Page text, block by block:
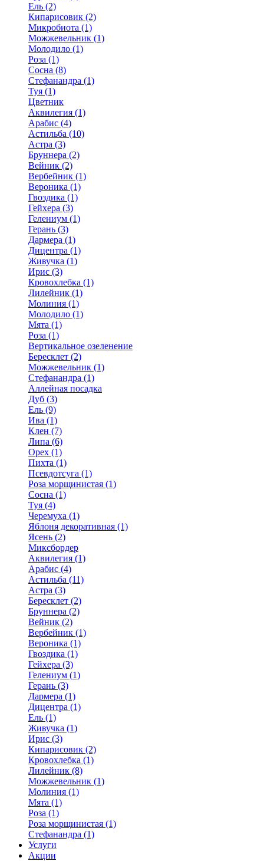
Ель (2)
Кипарисовик (2)
Микробиота (1)
Можжевельник (1)
Молодило (1)
Роза (1)
Сосна (8)
Стефанандра (1)
Туя (1)
Цветник
Аквилегия (1)
Арабис (4)
Астильба (10)
Астра (3)
Бруннера (2)
Вейник (2)
Вербейник (1)
Вероника (1)
Гвоздика (1)
Гейхера (3)
Гелениум (1)
Герань (3)
Дармера (1)
Дицентра (1)
Живучка (1)
Ирис (3)
Кровохлебка (1)
Лилейник (1)
Молиния (1)
Молодило (1)
Мята (1)
Роза (1)
Вертикальное озеленение
Бересклет (2)
Можжевельник (1)
Стефанандра (1)
Аллейная посадка
Дуб (3)
Ель (9)
Ива (1)
Клен (7)
Липа (6)
Орех (1)
Пихта (1)
Псевдотсуга (1)
Роза морщинистая (1)
Сосна (1)
Туя (4)
Черемуха (1)
Яблоня декоративная (1)
Ясень (2)
Миксбордер
Аквилегия (1)
Арабис (4)
Астильба (11)
Астра (3)
Бересклет (2)
Бруннера (2)
Вейник (2)
Вербейник (1)
Вероника (1)
Гвоздика (1)
Гейхера (3)
Гелениум (1)
Герань (3)
Дармера (1)
Дицентра (1)
Ель (1)
Живучка (1)
Ирис (3)
Кипарисовик (2)
Кровохлебка (1)
Лилейник (8)
Можжевельник (1)
Молиния (1)
Мята (1)
Роза (1)
Роза морщинистая (1)
Стефанандра (1)
Услуги
Акции